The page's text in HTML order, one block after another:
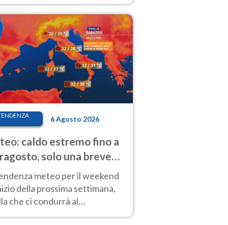
al Nord.
6 Agosto 2026
caldo estremo fino a
solo una breve
Ecco dove
meteo per il weekend
della prossima settimana,
che ci condurrà al
vede ancora